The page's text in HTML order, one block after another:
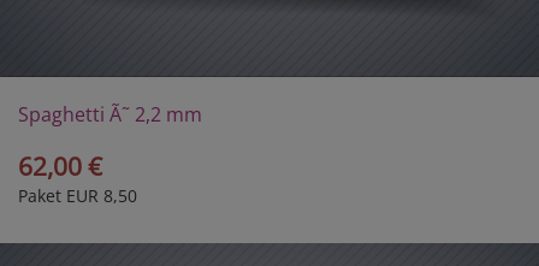
Spaghetti Ã˜ 2,2 mm
62,00 €
Paket EUR 8,50